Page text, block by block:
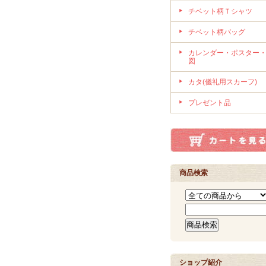
チベット柄Ｔシャツ
チベット柄バッグ
カレンダー・ポスター
図
カタ(儀礼用スカーフ)
プレゼント品
商品検索
ショップ紹介